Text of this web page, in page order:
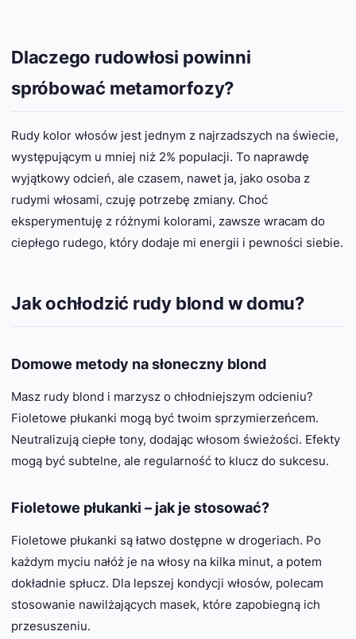
Dlaczego rudowłosi powinni
spróbować metamorfozy?
Rudy kolor włosów jest jednym z najrzadszych na świecie,
występującym u mniej niż 2% populacji. To naprawdę
wyjątkowy odcień, ale czasem, nawet ja, jako osoba z
rudymi włosami, czuję potrzebę zmiany. Choć
eksperymentuję z różnymi kolorami, zawsze wracam do
ciepłego rudego, który dodaje mi energii i pewności siebie.
Jak ochłodzić rudy blond w domu?
Domowe metody na słoneczny blond
Masz rudy blond i marzysz o chłodniejszym odcieniu?
Fioletowe płukanki mogą być twoim sprzymierzeńcem.
Neutralizują ciepłe tony, dodając włosom świeżości. Efekty
mogą być subtelne, ale regularność to klucz do sukcesu.
Fioletowe płukanki – jak je stosować?
Fioletowe płukanki są łatwo dostępne w drogeriach. Po
każdym myciu nałóż je na włosy na kilka minut, a potem
dokładnie spłucz. Dla lepszej kondycji włosów, polecam
stosowanie nawilżających masek, które zapobiegną ich
przesuszeniu.